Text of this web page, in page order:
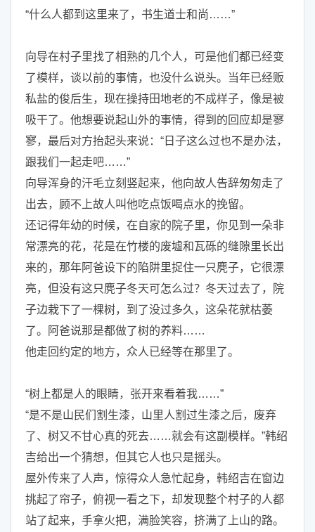
“什么人都到这里来了，书生道士和尚……”
向导在村子里找了相熟的几个人，可是他们都已经变
了模样，谈以前的事情，也没什么说头。当年已经贩
私盐的俊后生，现在操持田地老的不成样子，像是被
吸干了。他想要说起山外的事情，得到的回应却是寥
寥，最后对方抬起头来说：“日子这么过也不是办法，
跟我们一起走吧……”
向导浑身的汗毛立刻竖起来，他向故人告辞匆匆走了
出去，顾不上故人叫他吃点饭喝点水的挽留。
还记得年幼的时候，在自家的院子里，你见到一朵非
常漂亮的花，花是在竹楼的废墟和瓦砾的缝隙里长出
来的，那年阿爸设下的陷阱里捉住一只麂子，它很漂
亮，但没有这只麂子冬天可怎么过？冬天过去了，院
子边栽下了一棵树，到了没过多久，这朵花就枯萎
了。阿爸说那是都做了树的养料……
他走回约定的地方，众人已经等在那里了。
“树上都是人的眼睛，张开来看着我……”
“是不是山民们割生漆，山里人割过生漆之后，废弃
了、树又不甘心真的死去……就会有这副模样。”韩绍
吉给出一个猜想，但其它人也只是摇头。
屋外传来了人声，惊得众人急忙起身，韩绍吉在窗边
挑起了帘子，俯视一看之下，却发现整个村子的人都
站了起来，手拿火把，满脸笑容，挤满了上山的路。